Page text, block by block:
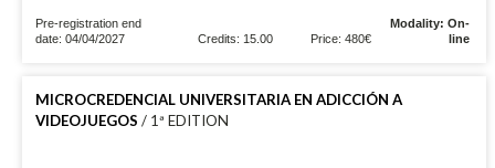
Pre-registration end
date: 04/04/2027
Credits: 15.00 Price: 480€
Modality: On-
line
MICROCREDENCIAL UNIVERSITARIA EN ADICCIÓN A
VIDEOJUEGOS / 1ª EDITION